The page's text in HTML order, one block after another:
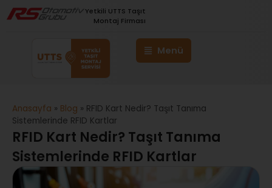
Yetkili UTTS Taşıt
Montaj Firması
Anasayfa » Blog » RFID Kart Nedir? Taşıt Tanıma
Sistemlerinde RFID Kartlar
RFID Kart Nedir? Taşıt Tanıma
Sistemlerinde RFID Kartlar